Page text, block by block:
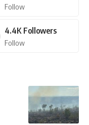
Follow
4.4K Followers
Follow